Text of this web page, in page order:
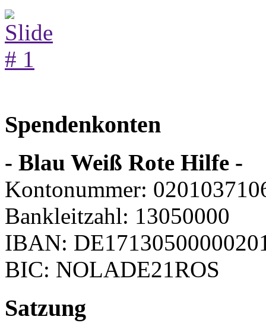
Spendenkonten
- Blau Weiß Rote Hilfe -
Kontonummer:
Bankleitzahl: 13050000
IBAN:
BIC: NOLADE21ROS
Satzung